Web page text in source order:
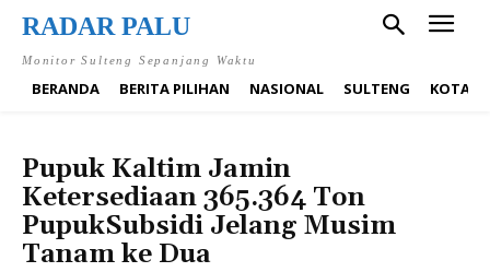
RADAR PALU
Monitor Sulteng Sepanjang Waktu
BERANDA BERITA PILIHAN NASIONAL SULTENG KOTA
Pupuk Kaltim Jamin
Ketersediaan 365.364 Ton
PupukSubsidi Jelang Musim
Tanam ke Dua